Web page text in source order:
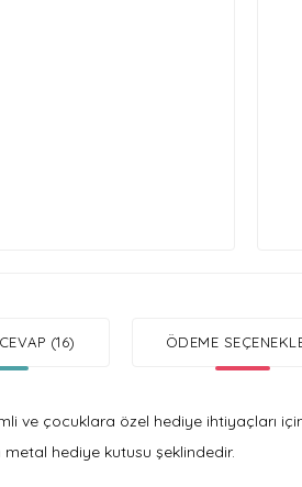
(16) ÖDEME
ve çocuklara özel hediye ihtiyaçları
hediye kutusu şeklindedir.